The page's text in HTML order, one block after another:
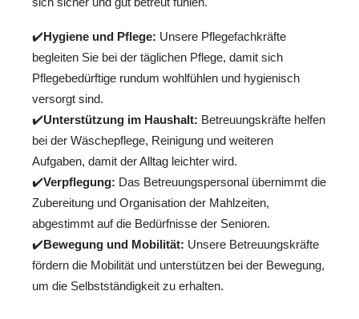
✔️Hygiene und Pflege: Unsere Pflegefachkräfte
begleiten Sie bei der täglichen Pflege, damit sich
Pflegebedürftige rundum wohlfühlen und hygienisch
versorgt sind.
✔️Unterstützung im Haushalt: Betreuungskräfte helfen
bei der Wäschepflege, Reinigung und weiteren
Aufgaben, damit der Alltag leichter wird.
✔️Verpflegung: Das Betreuungspersonal übernimmt die
Zubereitung und Organisation der Mahlzeiten,
abgestimmt auf die Bedürfnisse der Senioren.
✔️Bewegung und Mobilität: Unsere Betreuungskräfte
fördern die Mobilität und unterstützen bei der Bewegung,
um die Selbstständigkeit zu erhalten.